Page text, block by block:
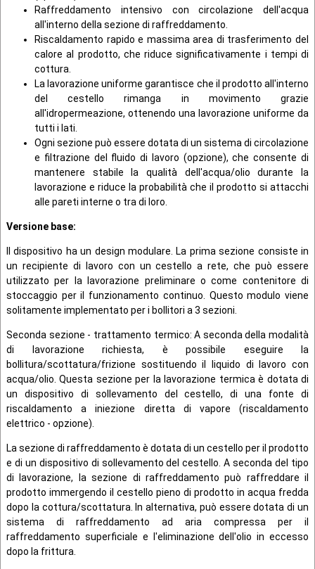
Raffreddamento intensivo con circolazione dell'acqua
all'interno della sezione di raffreddamento.
Riscaldamento rapido e massima area di trasferimento del
calore al prodotto, che riduce significativamente i tempi di
cottura.
La lavorazione uniforme garantisce che il prodotto all'interno
del cestello rimanga in movimento grazie
all'idropermeazione, ottenendo una lavorazione uniforme da
tutti i lati.
Ogni sezione può essere dotata di un sistema di circolazione
e filtrazione del fluido di lavoro (opzione), che consente di
mantenere stabile la qualità dell'acqua/olio durante la
lavorazione e riduce la probabilità che il prodotto si attacchi
alle pareti interne o tra di loro.
Versione base:
Il dispositivo ha un design modulare. La prima sezione consiste in
un recipiente di lavoro con un cestello a rete, che può essere
utilizzato per la lavorazione preliminare o come contenitore di
stoccaggio per il funzionamento continuo. Questo modulo viene
solitamente implementato per i bollitori a 3 sezioni.
Seconda sezione - trattamento termico: A seconda della modalità
di lavorazione richiesta, è possibile eseguire la
bollitura/scottatura/frizione sostituendo il liquido di lavoro con
acqua/olio. Questa sezione per la lavorazione termica è dotata di
un dispositivo di sollevamento del cestello, di una fonte di
riscaldamento a iniezione diretta di vapore (riscaldamento
elettrico - opzione).
La sezione di raffreddamento è dotata di un cestello per il prodotto
e di un dispositivo di sollevamento del cestello. A seconda del tipo
di lavorazione, la sezione di raffreddamento può raffreddare il
prodotto immergendo il cestello pieno di prodotto in acqua fredda
dopo la cottura/scottatura. In alternativa, può essere dotata di un
sistema di raffreddamento ad aria compressa per il
raffreddamento superficiale e l'eliminazione dell'olio in eccesso
dopo la frittura.